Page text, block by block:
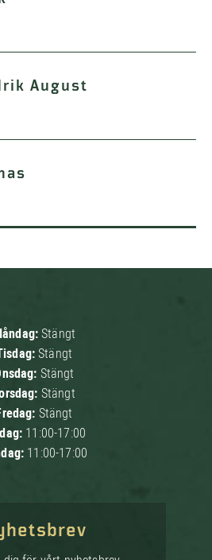
August
Stängt
Stängt
Stängt
Stängt
Stängt
11:00-17:00
11:00-17:00